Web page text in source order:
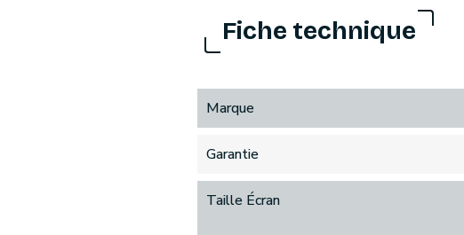
Fiche technique
Marque
Garantie
Taille Écran